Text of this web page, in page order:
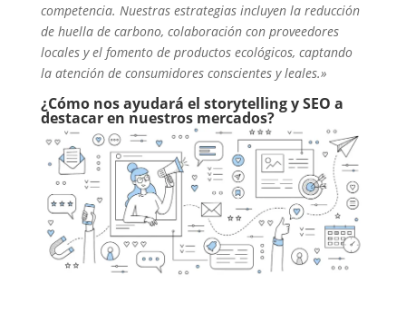
competencia. Nuestras estrategias incluyen la reducción
de huella de carbono, colaboración con proveedores
locales y el fomento de productos ecológicos, captando
la atención de consumidores conscientes y leales.»
¿Cómo nos ayudará el storytelling y SEO a
destacar en nuestros mercados?